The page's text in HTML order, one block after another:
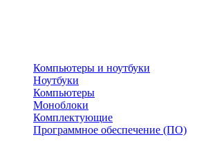
Компьютеры и ноутбуки
Ноутбуки
Компьютеры
Моноблоки
Комплектующие
Программное обеспечение (ПО)